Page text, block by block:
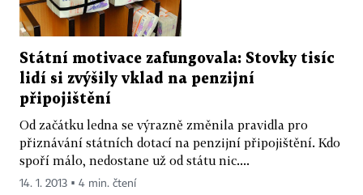
Státní motivace zafungovala: Stovky tisíc
lidí si zvýšily vklad na penzijní
připojištění
Od začátku ledna se výrazně změnila pravidla pro
přiznávání státních dotací na penzijní připojištění. Kdo
spoří málo, nedostane už od státu nic....
14. 1. 2013 ▪ 4 min. čtení